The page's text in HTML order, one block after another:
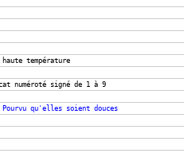
température
numéroté signé de 1 à 9
Pourvu qu'elles soient douces